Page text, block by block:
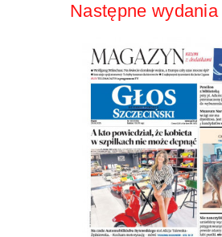
Następne wydania